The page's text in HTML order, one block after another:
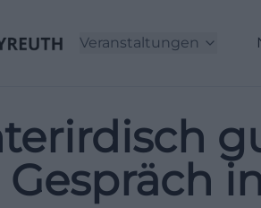
Veranstaltungen